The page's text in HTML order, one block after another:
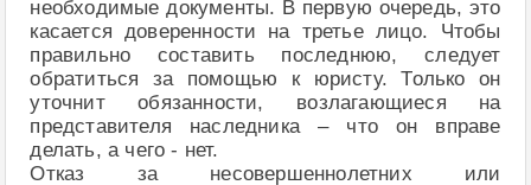
необходимые документы. В первую очередь, это
касается доверенности на третье лицо. Чтобы
правильно составить последнюю, следует
обратиться за помощью к юристу. Только он
уточнит обязанности, возлагающиеся на
представителя наследника – что он вправе
делать, а чего - нет.
Отказ за несовершеннолетних или